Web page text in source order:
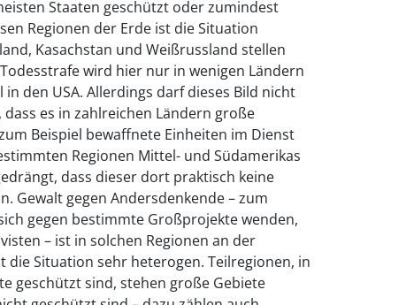
Staaten geschützt oder zumindest
Regionen der Erde ist die Situation
Kasachstan und Weißrussland stellen
wird hier nur in wenigen Ländern
den USA. Allerdings darf dieses Bild nicht
es in zahlreichen Ländern große
Beispiel bewaffnete Einheiten im Dienst
Regionen Mittel- und Südamerikas
dass dieser dort praktisch keine
Gewalt gegen Andersdenkende – zum
gegen bestimmte Großprojekte wenden,
– ist in solchen Regionen an der
die Situation sehr heterogen. Teilregionen, in
geschützt sind, stehen große Gebiete